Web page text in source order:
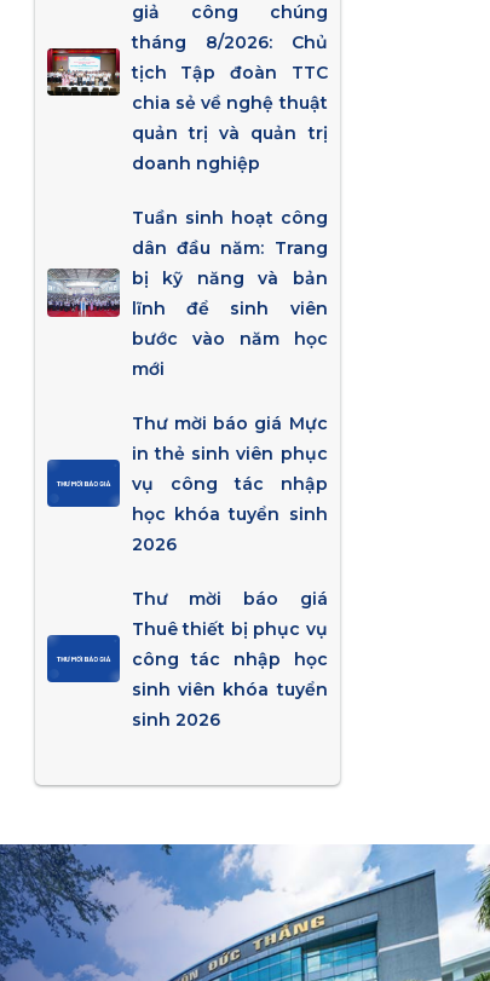
giả công chúng
tháng 8/2026: Chủ
tịch Tập đoàn TTC
chia sẻ về nghệ thuật
quản trị và quản trị
doanh nghiệp
Tuần sinh hoạt công
dân đầu năm: Trang
bị kỹ năng và bản
lĩnh để sinh viên
bước vào năm học
mới
Thư mời báo giá Mực
in thẻ sinh viên phục
vụ công tác nhập
học khóa tuyển sinh
2026
Thư mời báo giá
Thuê thiết bị phục vụ
công tác nhập học
sinh viên khóa tuyển
sinh 2026